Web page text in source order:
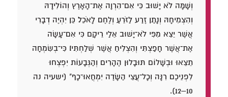
וְשָׁמָּה לֹא יָשׁוּב כִּי אִם־הִרְוָה אֶת־הָאָרֶץ וְהוֹלִידָהּ
וְהִצְמִיחָהּ וְנָתַן זֶרַע לַזֹּרֵעַ וְלֶחֶם לָאֹכֵל׃ כֵּן יִהְיֶה דְבָרִי
אֲשֶׁר יֵצֵא מִפִּי לֹא־יָשׁוּב אֵלַי רֵיקָם כִּי אִם־עָשָׂה
אֶת־אֲשֶׁר חָפַצְתִּי וְהִצְלִיחַ אֲשֶׁר שְׁלַחְתִּיו׃ כִּי־בְשִׂמְחָה
תֵצֵאוּ וּבְשָׁלוֹם תּוּבָלוּן הֶהָרִים וְהַגְּבָעוֹת יִפְצְחוּ
לִפְנֵיכֶם רִנָּה וְכָל־עֲצֵי הַשָּׂדֶה יִמְחֲאוּ־כָף" (ישעיה נה
10–12).